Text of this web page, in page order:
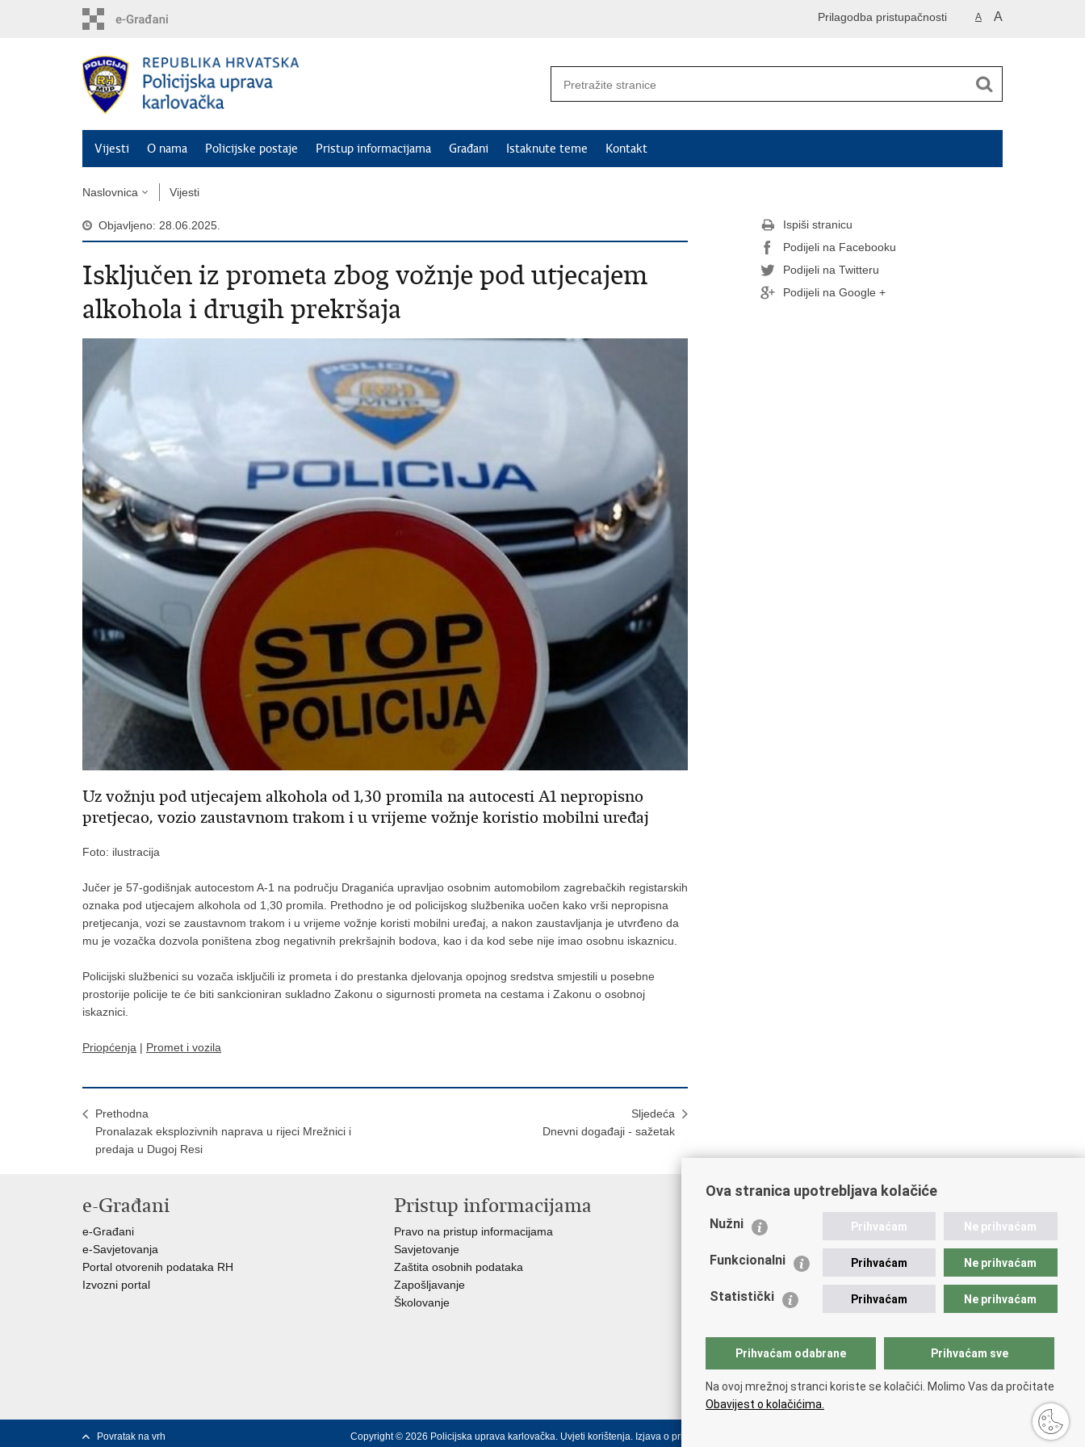
A A
Prilagodba pristupačnosti
Vijesti O nama Policijske postaje Pristup informacijama Građani Istaknute teme Kontakt
Naslovnica Vijesti
Objavljeno: 28.06.2025.
Isključen iz prometa zbog vožnje pod utjecajem
alkohola i drugih prekršaja
Uz vožnju pod utjecajem alkohola od 1,30 promila na autocesti A1 nepropisno
pretjecao, vozio zaustavnom trakom i u vrijeme vožnje koristio mobilni uređaj
Foto: ilustracija
Jučer je 57-godišnjak autocestom A-1 na području Draganića upravljao osobnim automobilom zagrebačkih registarskih
oznaka pod utjecajem alkohola od 1,30 promila. Prethodno je od policijskog službenika uočen kako vrši nepropisna
pretjecanja, vozi se zaustavnom trakom i u vrijeme vožnje koristi mobilni uređaj, a nakon zaustavljanja je utvrđeno da
mu je vozačka dozvola poništena zbog negativnih prekršajnih bodova, kao i da kod sebe nije imao osobnu iskaznicu.
Policijski službenici su vozača isključili iz prometa i do prestanka djelovanja opojnog sredstva smjestili u posebne
prostorije policije te će biti sankcioniran sukladno Zakonu o sigurnosti prometa na cestama i Zakonu o osobnoj
iskaznici.
Priopćenja | Promet i vozila
Prethodna
Pronalazak eksplozivnih naprava u rijeci Mrežnici i
predaja u Dugoj Resi
Sljedeća
Dnevni događaji - sažetak
Ispiši stranicu
Podijeli na Facebooku
Podijeli na Twitteru
Podijeli na Google +
e-Građani
e-Građani
e-Savjetovanja
Portal otvorenih podataka RH
Izvozni portal
Pristup informacijama
Pravo na pristup informacijama
Savjetovanje
Zaštita osobnih podataka
Zapošljavanje
Školovanje
Važne poveznice
Ministarstvo unutarnjih poslova
Udruge
Policijska akademija
Zaklada policijske solidarnosti
Centar za forenzična ispitivanja, istraživanja i vještačenja
"Ivan Vučetić"
Policijske uprave
Povratak na vrh Copyright © 2026 Policijska uprava karlovačka. Uvjeti korištenja Izjava o pristupačnosti
Ova stranica upotrebljava kolačiće
Nužni Prihvaćam Ne prihvaćam
Funkcionalni Prihvaćam Ne prihvaćam
Statistički Prihvaćam Ne prihvaćam
Prihvaćam odabrane Prihvaćam sve
Na ovoj mrežnoj stranci koriste se kolačići. Molimo Vas da pročitate
Obavijest o kolačićima.